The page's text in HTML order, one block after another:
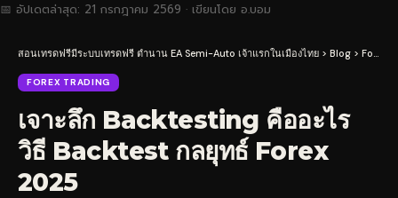
📅 อัปเดตล่าสุด: 21 กรกฎาคม 2569 · เขียนโดย อ.บอม
สอนเทรดฟรีมีระบบเทรดฟรี ตำนาน EA Semi-Auto เจ้าแรกในเมืองไทย > Blog > Forex Trading
FOREX TRADING
เจาะลึก Backtesting คืออะไร
วิธี Backtest กลยุทธ์ Forex
2025